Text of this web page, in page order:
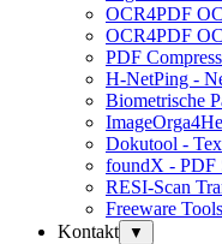
OCR4PDF
OCR4PDF
PDF
H-NetPing -
Biometrische
Dokutool -
foundX - PDF
RESI-Scan
Freeware Tools
Kontakt
▼